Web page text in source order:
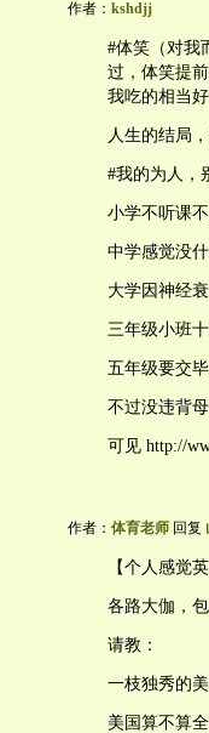
作者： kshdjj
#体笑（对我
过，体笑提
我吃的相当
人生的结局
#我的为人，
小学不听课
中学感觉没
大学因神经
三年级小班
五年级要交
不过没违背
可见 http://
作者： 体育老师 回复
【个人感觉
各路大伽，
请教：
一枝独秀的
美国算不算